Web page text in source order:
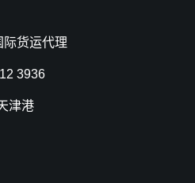
际货运代理
3936
津港